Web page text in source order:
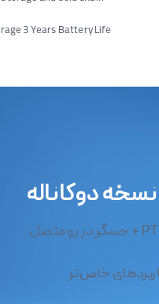
3 Years Battery Life
می‌تونه همزمان پروب PT100 + حسگر در رو متصل